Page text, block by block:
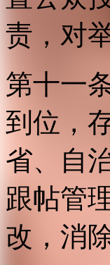
责，对
第十一
到位，
省、自
跟帖管
改，消